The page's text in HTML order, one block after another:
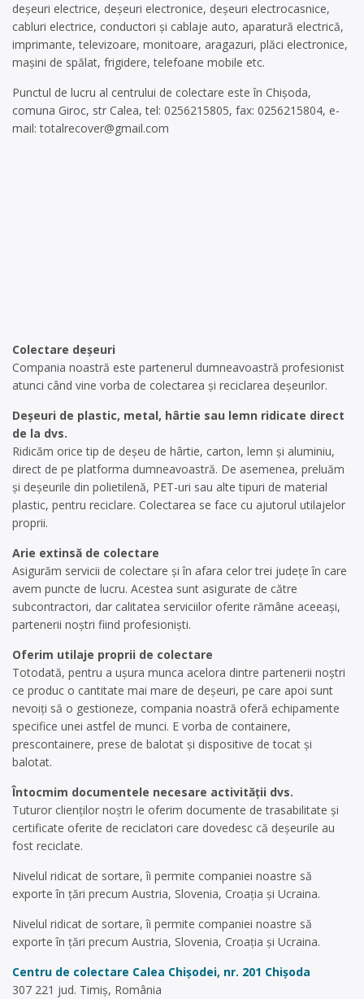
deșeuri electrice, deșeuri electronice, deșeuri electrocasnice,
cabluri electrice, conductori și cablaje auto, aparatură electrică,
imprimante, televizoare, monitoare, aragazuri, plăci electronice,
mașini de spălat, frigidere, telefoane mobile etc.
Punctul de lucru al centrului de colectare este în Chişoda,
comuna Giroc, str Calea, tel: 0256215805, fax: 0256215804, e-
mail:totalrecover@gmail.com
Colectare deșeuri
Compania noastră este partenerul dumneavoastră profesionist
atunci când vine vorba de colectarea și reciclarea deșeurilor.
Deșeuri de plastic, metal, hârtie sau lemn ridicate direct
de la dvs.
Ridicăm orice tip de deșeu de hârtie, carton, lemn și aluminiu,
direct de pe platforma dumneavoastră. De asemenea, preluăm
și deșeurile din polietilenă, PET-uri sau alte tipuri de material
plastic, pentru reciclare. Colectarea se face cu ajutorul utilajelor
proprii.
Arie extinsă de colectare
Asigurăm servicii de colectare și în afara celor trei județe în care
avem puncte de lucru. Acestea sunt asigurate de către
subcontractori, dar calitatea serviciilor oferite rămâne aceeași,
partenerii noștri fiind profesioniști.
Oferim utilaje proprii de colectare
Totodată, pentru a ușura munca acelora dintre partenerii noștri
ce produc o cantitate mai mare de deșeuri, pe care apoi sunt
nevoiți să o gestioneze, compania noastră oferă echipamente
specifice unei astfel de munci. E vorba de containere,
prescontainere, prese de balotat și dispositive de tocat și
balotat.
Întocmim documentele necesare activității dvs.
Tuturor clienților noștri le oferim documente de trasabilitate și
certificate oferite de reciclatori care dovedesc că deșeurile au
fost reciclate.
Nivelul ridicat de sortare, îi permite companiei noastre să
exporte în țări precum Austria, Slovenia, Croația și Ucraina.
Nivelul ridicat de sortare, îi permite companiei noastre să
exporte în țări precum Austria, Slovenia, Croația și Ucraina.
Centru de colectare Calea Chișodei, nr. 201 Chișoda
307 221 jud. Timiș, România